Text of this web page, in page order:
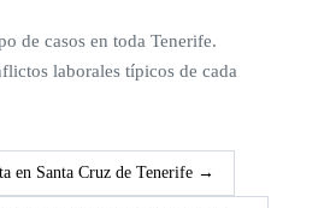
de casos en toda Tenerife.
laborales típicos de cada
en Santa Cruz de Tenerife →